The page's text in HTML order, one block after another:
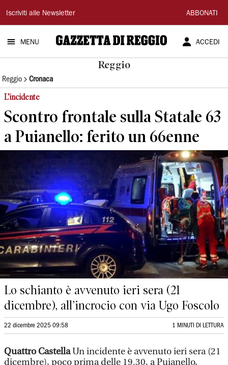
Gazzetta
di
Reggio
Iscriviti alle Newsletter ABBONATI
MENU ACCEDI
Reggio
Reggio Cronaca
L’incidente
Scontro frontale sulla Statale 63
a Puianello: ferito un 66enne
Lo schianto è avvenuto ieri sera (21
dicembre), all’incrocio con via Ugo Foscolo
22 dicembre 2025 09:58 1 MINUTI DI LETTURA
Quattro CastellaUn incidente è avvenuto ieri sera (21
dicembre), poco prima delle 19.30, a Puianello,